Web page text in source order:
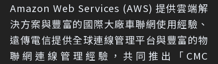
Amazon Web Services (AWS) 提供雲端解
決方案與豐富的國際大廠車聯網使用經驗、
遠傳電信提供全球連線管理平台與豐富的物
聯網連線管理經驗，共同推出「CMC